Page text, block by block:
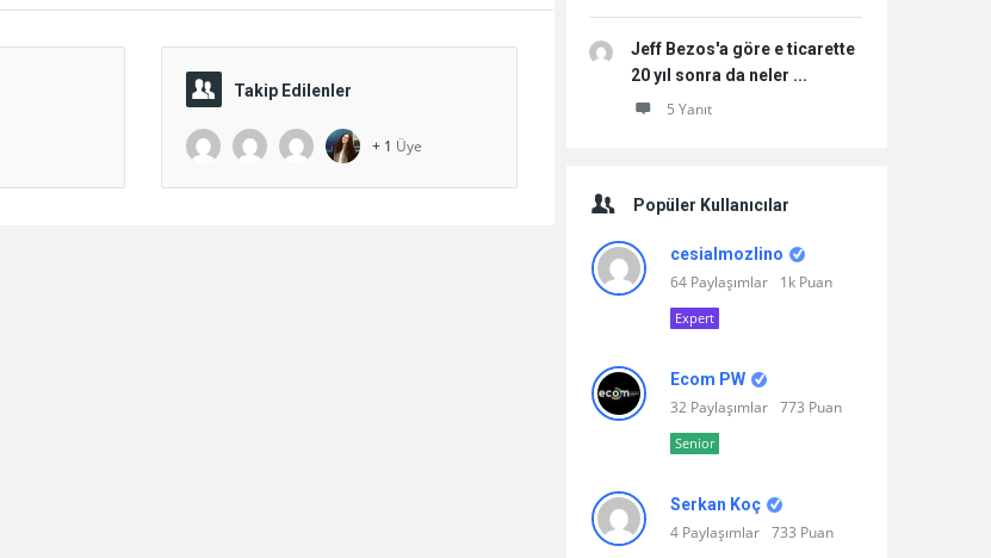
Takip Edilenler
+ 1 Üye
Jeff Bezos'a göre e ticarette
20 yıl sonra da neler ...
5 Yanıt
Popüler Kullanıcılar
cesialmozlino
64 Paylaşımlar 1k Puan
Expert
Ecom PW
32 Paylaşımlar 773 Puan
Senior
Serkan Koç
4 Paylaşımlar 733 Puan